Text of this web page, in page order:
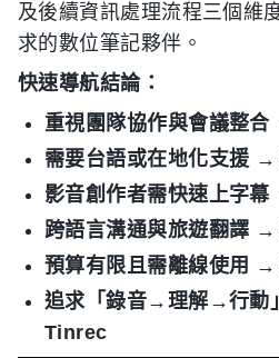
及後續資訊處理流程三個維
求的數位筆記夥伴。
快速導航結論：
重視團隊協作與會議整合
需要台語或在地化支援 →
影音創作者需快速上字幕
跨語言溝通與旅遊翻譯 →
預算有限且需離線使用 →
追求「錄音→理解→行動
Tinrec